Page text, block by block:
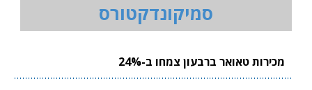
סמיקונדקטורס
מכירות טאואר ברבעון צמחו ב-24%